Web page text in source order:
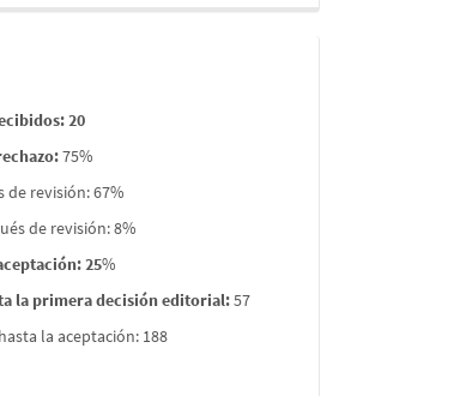
20
:75%
revisión: 67%
de revisión: 8%
25%
la primera decisión editorial:57
la aceptación: 188